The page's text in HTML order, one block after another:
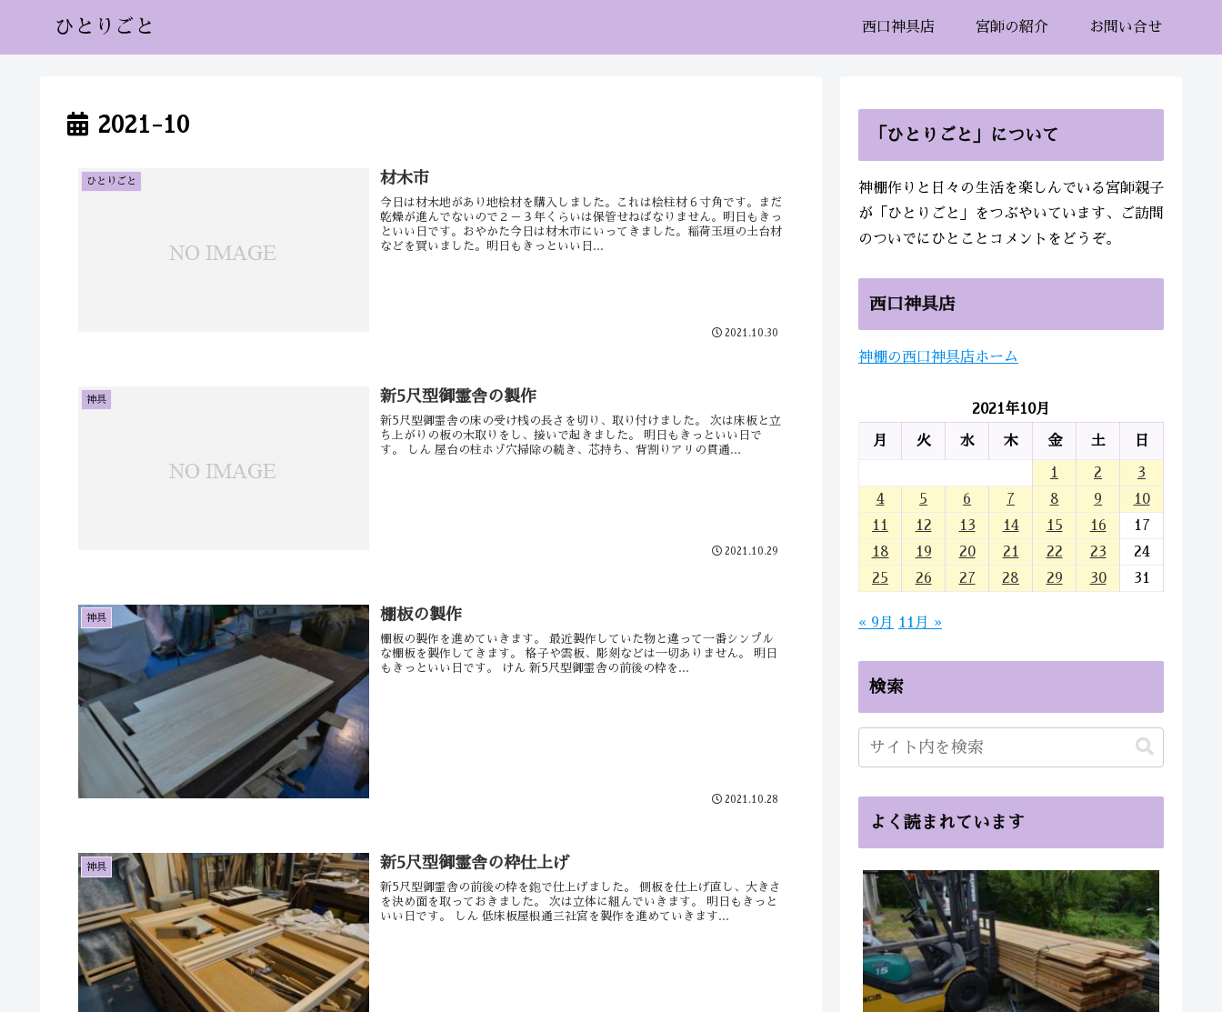
ひとりごと 西口神具店 宮師の紹介 お問い合せ
2021-10
ひとりごと 材木市
今日は材木地があり地桧材を購入しました。これは桧柱材６寸角です。まだ
乾燥が進んでないので２－３年くらいは保管せねばなりません。明日もきっ
といい日です。おやかた今日は材木市にいってきました。稲荷玉垣の土台材
などを買いました。明日もきっといい日...
2021.10.30
神具 新5尺型御霊舎の製作
新5尺型御霊舎の床の受け桟の長さを切り、取り付けました。 次は床板と立
ち上がりの板の木取りをし、接いで起きました。 明日もきっといい日で
す。 しん 屋台の柱ホゾ穴掃除の続き、芯持ち、背割りアリの貫通...
2021.10.29
神具 棚板の製作
棚板の製作を進めていきます。 最近製作していた物と違って一番シンプル
な棚板を製作してきます。 格子や雲板、彫刻などは一切ありません。 明日
もきっといい日です。 けん 新5尺型御霊舎の前後の枠を...
2021.10.28
神具 新5尺型御霊舎の枠仕上げ
新5尺型御霊舎の前後の枠を鉋で仕上げました。 側板を仕上げ直し、大きさ
を決め面を取っておきました。 次は立体に組んでいきます。 明日もきっと
いい日です。 しん 低床板屋根通三社宮を製作を進めていきます...
「ひとりごと」について
神棚作りと日々の生活を楽しんでいる宮師親子
が「ひとりごと」をつぶやいています、ご訪問
のついでにひとことコメントをどうぞ。
西口神具店
神棚の西口神具店ホーム
2021年10月
月 火 水 木 金 土 日
1 2
3
4
5 6 7 8 9
10
11
12 13 14 15 16
17
18
19 20 21 22 23
24
25
26 27 28 29 30 31
« 9月 11月 »
検索
よく読まれています